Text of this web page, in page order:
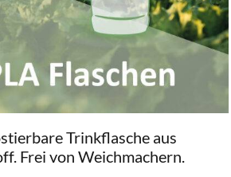
Trinkflasche aus
Frei von Weichmachern.